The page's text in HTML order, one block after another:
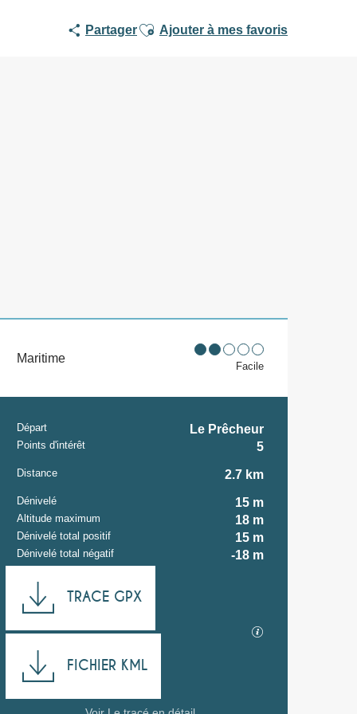
PartagerAjouter aux favoris
Ajouter à mes favoris
Maritime
Facile
Informations
Départ Le Prêcheur
Points d'intérêt 5
Distance 2.7 km
Dénivelé 15 m
Altitude maximum 18 m
Dénivelé total positif 15 m
Dénivelé total négatif -18 m
Documentation
TRACE GPX
FICHIER KML